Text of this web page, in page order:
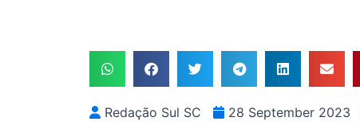
Redação Sul SC 28 September 2023